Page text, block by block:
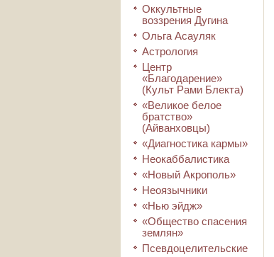
Оккультные
воззрения Дугина
Ольга Асауляк
Астрология
Центр
«Благодарение»
(Культ Рами Блекта)
«Великое белое
братство»
(Айванховцы)
«Диагностика кармы»
Неокаббалистика
«Новый Акрополь»
Неоязычники
«Нью эйдж»
«Общество спасения
землян»
Псевдоцелительские